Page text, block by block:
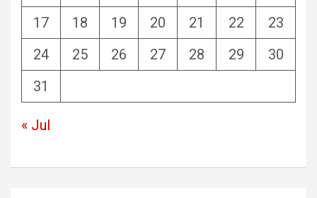
17
18 19 20 21 22
23
24
25 26 27 28 29
30
31
« Jul